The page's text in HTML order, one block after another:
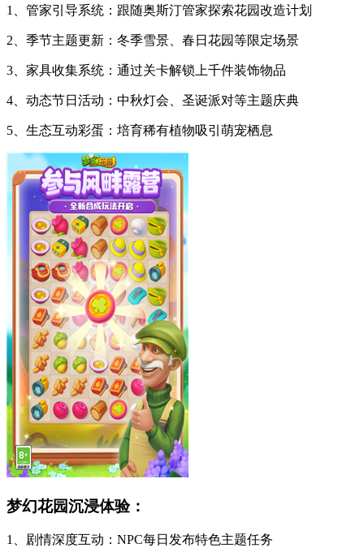
1、管家引导系统：跟随奥斯汀管家探索花园改造计划
2、季节主题更新：冬季雪景、春日花园等限定场景
3、家具收集系统：通过关卡解锁上千件装饰物品
4、动态节日活动：中秋灯会、圣诞派对等主题庆典
5、生态互动彩蛋：培育稀有植物吸引萌宠栖息
梦幻花园沉浸体验：
1、剧情深度互动：NPC每日发布特色主题任务